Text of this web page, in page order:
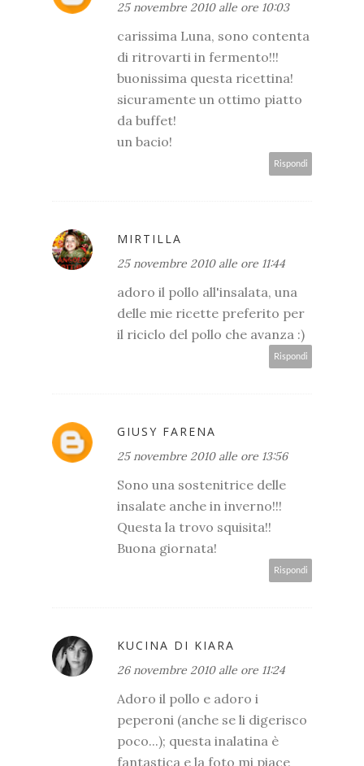
25 novembre 2010 alle ore 10:03
carissima Luna, sono contenta
di ritrovarti in fermento!!!
buonissima questa ricettina!
sicuramente un ottimo piatto
da buffet!
un bacio!
Rispondi
MIRTILLA
25 novembre 2010 alle ore 11:44
adoro il pollo all'insalata, una
delle mie ricette preferito per
il riciclo del pollo che avanza :)
Rispondi
GIUSY FARENA
25 novembre 2010 alle ore 13:56
Sono una sostenitrice delle
insalate anche in inverno!!!
Questa la trovo squisita!!
Buona giornata!
Rispondi
KUCINA DI KIARA
26 novembre 2010 alle ore 11:24
Adoro il pollo e adoro i
peperoni (anche se li digerisco
poco...); questa inalatina è
fantastica e la foto mi piace